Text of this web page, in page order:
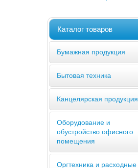
Каталог товаров
Бумажная продукция
Бытовая техника
Канцелярская продукция
Оборудование и
обустройство офисного
помещения
Оргтехника и расходные